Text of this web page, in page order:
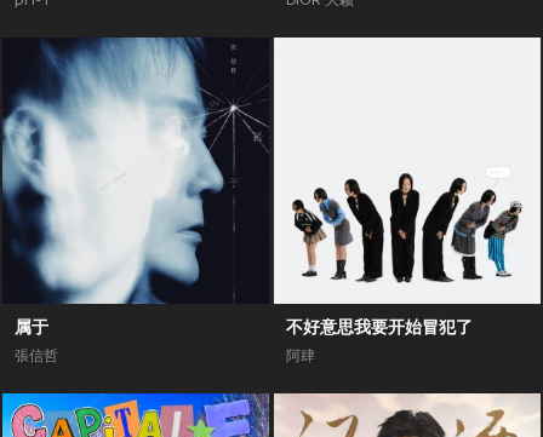
属于
張信哲
不好意思我要开始冒犯了
阿肆